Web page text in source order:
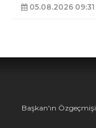
05.08.2026 09:31
Başkan'ın Özgeçmişi